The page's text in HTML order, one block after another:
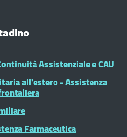
Assistenziale e CAU
all'estero - Assistenza
Farmaceutica